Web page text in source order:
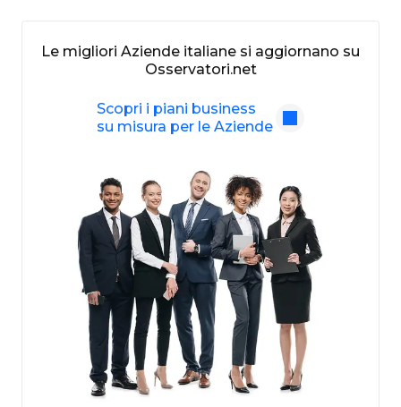
Le migliori Aziende italiane si aggiornano su
Osservatori.net
Scopri i piani business
su misura per le Aziende